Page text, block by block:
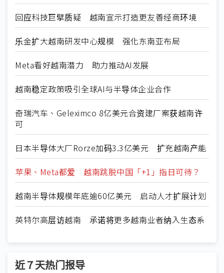
回应科技巨擘质疑 越南宣示打造更友善经商环境
乐金扩大越南研发中心规模 强化东南亚布局
Meta看好越南潜力 助力推动AI发展
越南稳定政策吸引全球AI与半导体企业合作
奇瑞汽车、Geleximco 8亿美元合资建厂案获越南许
可
日本半导体大厂Rorze加码3.3亿美元 扩充越南产能
苹果、Meta都爱 越南跳脱中国「+1」指日可待？
越南半导体规模年底逾60亿美元 启动人才扩展计划
英特尔高层访越南 承诺将更多越南业者纳入生态系
近７天热门报导